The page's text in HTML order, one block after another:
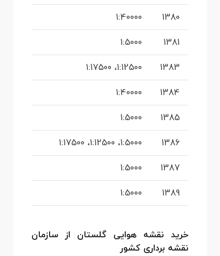
1380
1:40000
1381
1:5000
1383
1:12500، 1:17500
1384
1:40000
1385
1:5000
1386
1:5000، 1:12500، 1:17500
1387
1:5000
1389
1:5000
خرید نقشه هوایی گلستان از سازمان
نقشه برداری کشور